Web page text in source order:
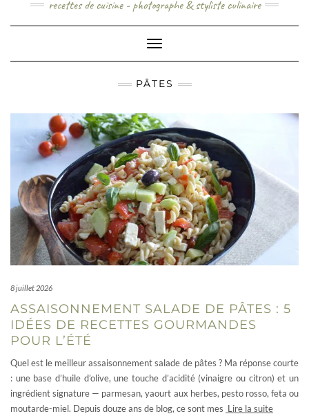
recettes de cuisine - photographe & styliste culinaire
Toggle Navigation
PÂTES
8 juillet 2026
ASSAISONNEMENT SALADE DE PÂTES : 5
IDÉES DE RECETTES GOURMANDES
POUR L’ÉTÉ
Quel est le meilleur assaisonnement salade de pâtes ? Ma réponse courte
: une base d’huile d’olive, une touche d’acidité (vinaigre ou citron) et un
ingrédient signature — parmesan, yaourt aux herbes, pesto rosso, feta ou
moutarde-miel. Depuis douze ans de blog, ce sont mes Lire la suite